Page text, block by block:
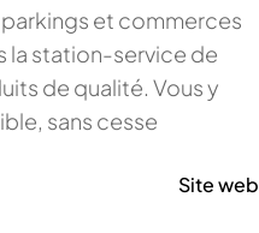
et commerces
la station-service de
de qualité. Vous y
sans cesse
Site web